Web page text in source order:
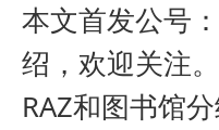
本文首发公号
绍，欢迎关注
RAZ和图书馆